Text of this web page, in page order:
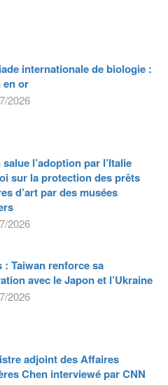
internationale de biologie :
en or
2026
l’adoption par l’Italie
sur la protection des prêts
d’art par des musées
2026
: Taiwan renforce sa
avec le Japon et l’Ukraine
2026
adjoint des Affaires
Chen interviewé par CNN